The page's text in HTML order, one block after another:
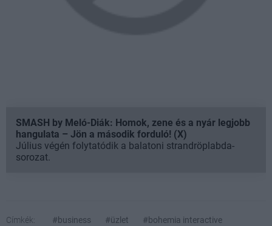
SMASH by Meló-Diák: Homok, zene és a nyár legjobb
hangulata – Jön a második forduló! (X)
Július végén folytatódik a balatoni strandröplabda-
sorozat.
Címkék: #business #üzlet
#bohemia interactive